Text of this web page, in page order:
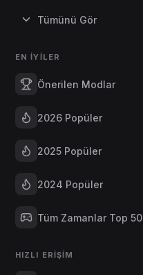
Tümünü Gör
EN İYILER
Önerilen Modlar
2026 Popüler
2025 Popüler
2024 Popüler
Tüm Zamanlar Top 50
HIZLI ERIŞIM